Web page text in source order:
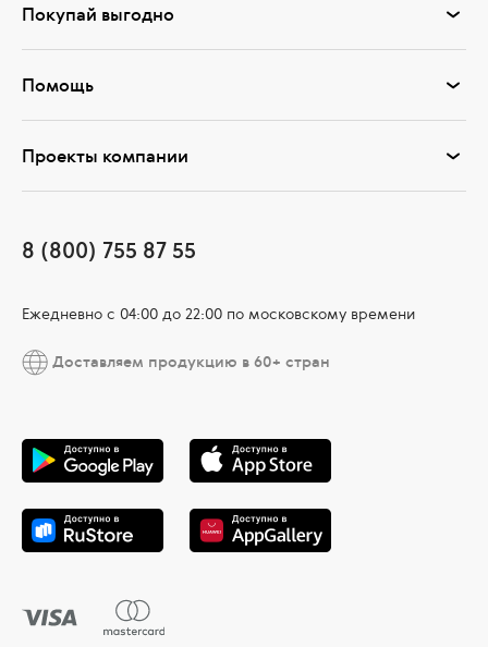
Покупай выгодно
Помощь
Проекты компании
8 (800) 755 87 55
Ежедневно c 04:00 до 22:00 по московскому времени
Доставляем продукцию в 60+ стран